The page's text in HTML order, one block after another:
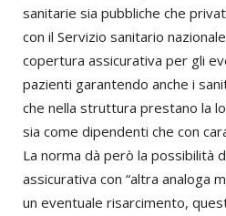
sanitarie sia pubbliche che
con il Servizio sanitario
copertura assicurativa per gli
pazienti garantendo anche i
che nella struttura prestano la
sia come dipendenti che con
La norma dà però la possibilità
assicurativa con “altra analoga
un eventuale risarcimento,